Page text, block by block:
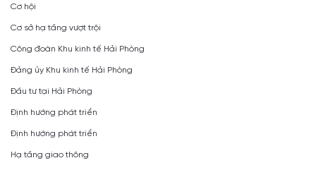
Cơ hội
Cơ sở hạ tầng vượt trội
Công đoàn Khu kinh tế Hải Phòng
Đảng ủy Khu kinh tế Hải Phòng
Đầu tư tại Hải Phòng
Định hướng phát triển
Định hướng phát triển
Hạ tầng giao thông